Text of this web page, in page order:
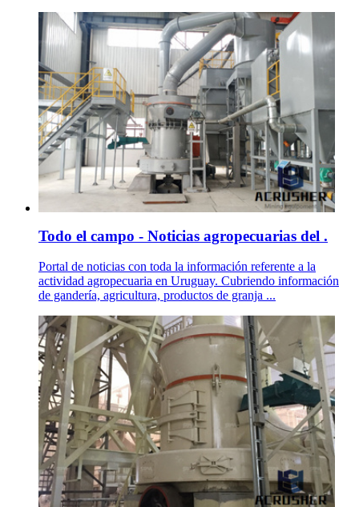
Todo el campo - Noticias agropecuarias del .
Portal de noticias con toda la información referente a la
actividad agropecuaria en Uruguay. Cubriendo información
de gandería, agricultura, productos de granja ...